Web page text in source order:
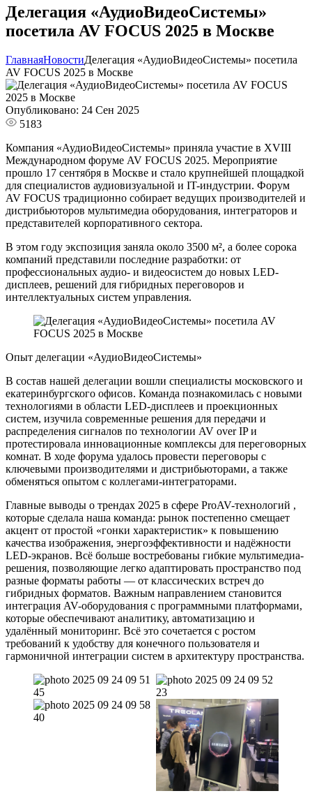
Делегация «АудиоВидеоСистемы»
посетила AV FOCUS 2025 в Москве
ГлавнаяНовостиДелегация «АудиоВидеоСистемы» посетила
AV FOCUS 2025 в Москве
Опубликовано: 24 Сен 2025
5183
Компания «АудиоВидеоСистемы» приняла участие в XVIII
Международном форуме AV FOCUS 2025. Мероприятие
прошло 17 сентября в Москве и стало крупнейшей площадкой
для специалистов аудиовизуальной и IT-индустрии. Форум
AV FOCUS традиционно собирает ведущих производителей и
дистрибьюторов мультимедиа оборудования, интеграторов и
представителей корпоративного сектора.
В этом году экспозиция заняла около 3500 м², а более сорока
компаний представили последние разработки: от
профессиональных аудио- и видеосистем до новых LED-
дисплеев, решений для гибридных переговоров и
интеллектуальных систем управления.
Опыт делегации «АудиоВидеоСистемы»
В состав нашей делегации вошли специалисты московского и
екатеринбургского офисов. Команда познакомилась с новыми
технологиями в области LED-дисплеев и проекционных
систем, изучила современные решения для передачи и
распределения сигналов по технологии AV over IP и
протестировала инновационные комплексы для переговорных
комнат. В ходе форума удалось провести переговоры с
ключевыми производителями и дистрибьюторами, а также
обменяться опытом с коллегами-интеграторами.
Главные выводы о трендах 2025 в сфере ProAV-технологий ,
которые сделала наша команда: рынок постепенно смещает
акцент от простой «гонки характеристик» к повышению
качества изображения, энергоэффективности и надёжности
LED-экранов. Всё больше востребованы гибкие мультимедиа-
решения, позволяющие легко адаптировать пространство под
разные форматы работы — от классических встреч до
гибридных форматов. Важным направлением становится
интеграция AV-оборудования с программными платформами,
которые обеспечивают аналитику, автоматизацию и
удалённый мониторинг. Всё это сочетается с ростом
требований к удобству для конечного пользователя и
гармоничной интеграции систем в архитектуру пространства.